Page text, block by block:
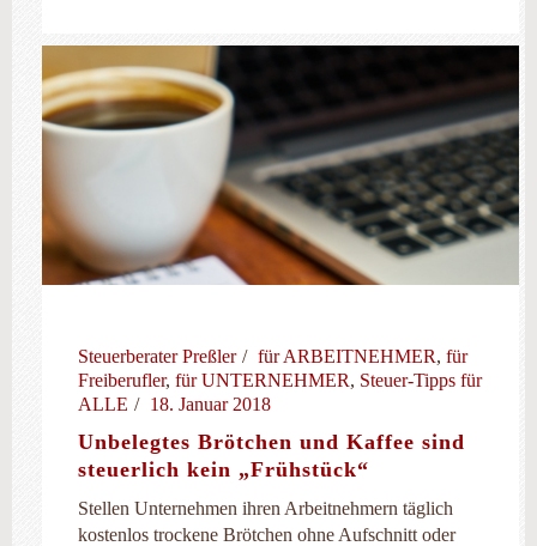
Steuerberater Preßler für ARBEITNEHMER, für
Freiberufler, für UNTERNEHMER, Steuer-Tipps für
ALLE
18. Januar 2018
Unbelegtes Brötchen und Kaffee sind
steuerlich kein „Frühstück“
Stellen Unternehmen ihren Arbeitnehmern täglich
kostenlos trockene Brötchen ohne Aufschnitt oder